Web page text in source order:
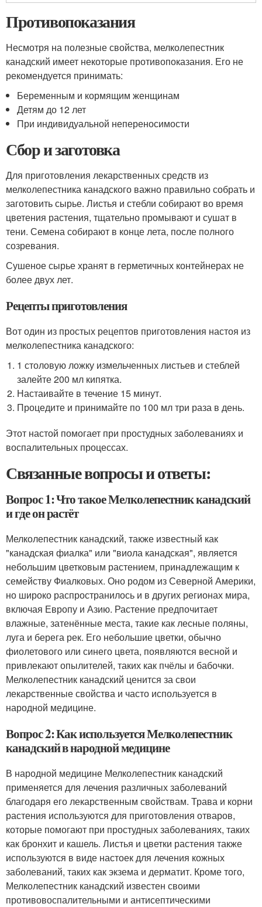
Противопоказания
Несмотря на полезные свойства, мелколепестник
канадский имеет некоторые противопоказания. Его не
рекомендуется принимать:
Беременным и кормящим женщинам
Детям до 12 лет
При индивидуальной непереносимости
Сбор и заготовка
Для приготовления лекарственных средств из
мелколепестника канадского важно правильно собрать и
заготовить сырье. Листья и стебли собирают во время
цветения растения, тщательно промывают и сушат в
тени. Семена собирают в конце лета, после полного
созревания.
Сушеное сырье хранят в герметичных контейнерах не
более двух лет.
Рецепты приготовления
Вот один из простых рецептов приготовления настоя из
мелколепестника канадского:
1 столовую ложку измельченных листьев и стеблей
залейте 200 мл кипятка.
Настаивайте в течение 15 минут.
Процедите и принимайте по 100 мл три раза в день.
Этот настой помогает при простудных заболеваниях и
воспалительных процессах.
Связанные вопросы и ответы:
Вопрос 1: Что такое Мелколепестник канадский
и где он растёт
Мелколепестник канадский, также известный как
"канадская фиалка" или "виола канадская", является
небольшим цветковым растением, принадлежащим к
семейству Фиалковых. Оно родом из Северной Америки,
но широко распространилось и в других регионах мира,
включая Европу и Азию. Растение предпочитает
влажные, затенённые места, такие как лесные поляны,
луга и берега рек. Его небольшие цветки, обычно
фиолетового или синего цвета, появляются весной и
привлекают опылителей, таких как пчёлы и бабочки.
Мелколепестник канадский ценится за свои
лекарственные свойства и часто используется в
народной медицине.
Вопрос 2: Как используется Мелколепестник
канадский в народной медицине
В народной медицине Мелколепестник канадский
применяется для лечения различных заболеваний
благодаря его лекарственным свойствам. Трава и корни
растения используются для приготовления отваров,
которые помогают при простудных заболеваниях, таких
как бронхит и кашель. Листья и цветки растения также
используются в виде настоек для лечения кожных
заболеваний, таких как экзема и дерматит. Кроме того,
Мелколепестник канадский известен своими
противовоспалительными и антисептическими